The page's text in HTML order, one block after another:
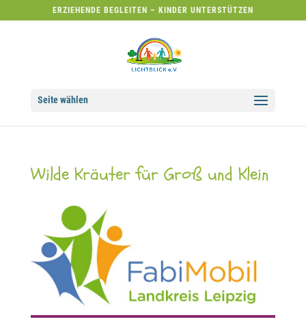
ERZIEHENDE BEGLEITEN – KINDER UNTERSTÜTZEN
Seite wählen
Wilde Kräuter für Groß und Klein